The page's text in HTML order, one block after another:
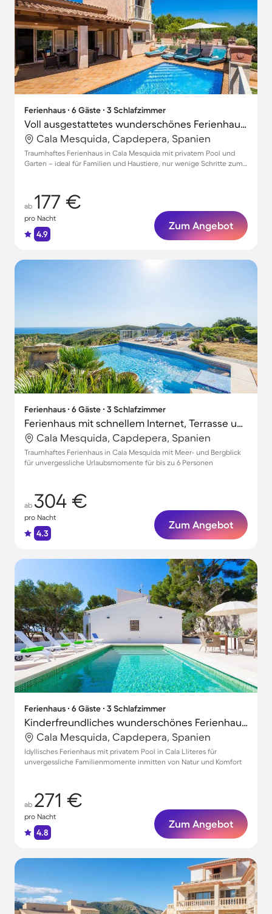
Ferienhaus ∙ 6 Gäste ∙ 3 Schlafzimmer
Voll ausgestattetes wunderschönes Ferienhaus mit Garten, Grill und Whirlpool | Nah am Strand | Haustiere sind willkommen
Cala Mesquida, Capdepera, Spanien
Traumhaftes Ferienhaus in Cala Mesquida mit privatem Pool und
Garten – ideal für Familien und Haustiere, nur wenige Schritte zum
ab 177 €
pro Nacht
4.9
Zum Angebot
Ferienhaus ∙ 6 Gäste ∙ 3 Schlafzimmer
Ferienhaus mit schnellem Internet, Terrasse und Grill | Meerblick
Cala Mesquida, Capdepera, Spanien
Traumhaftes Ferienhaus in Cala Mesquida mit Meer- und Bergblick
für unvergessliche Urlaubsmomente für bis zu 6 Personen
ab 304 €
pro Nacht
4.3
Zum Angebot
Ferienhaus ∙ 6 Gäste ∙ 3 Schlafzimmer
Kinderfreundliches wunderschönes Ferienhaus mit Terrasse, Garten und Grill
Cala Mesquida, Capdepera, Spanien
Idyllisches Ferienhaus mit privatem Pool in Cala Lliteres für
unvergessliche Familienmomente inmitten von Natur und Komfort
ab 271 €
pro Nacht
4.8
Zum Angebot